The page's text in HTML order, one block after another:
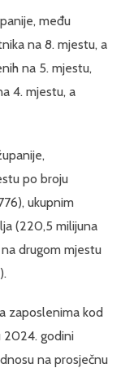
među
na 8. mjestu, a
na 5. mjestu,
4. mjestu, a
po broju
ukupnim
(220,5 milijuna
drugom mjestu
zaposlenima kod
2024. godini
na prosječnu